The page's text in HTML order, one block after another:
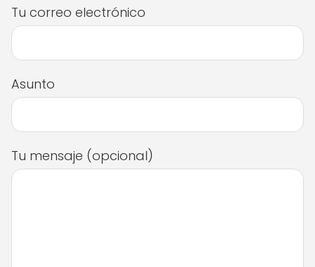
Tu correo electrónico
Asunto
Tu mensaje (opcional)